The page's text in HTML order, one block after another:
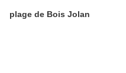
plage de Bois Jolan